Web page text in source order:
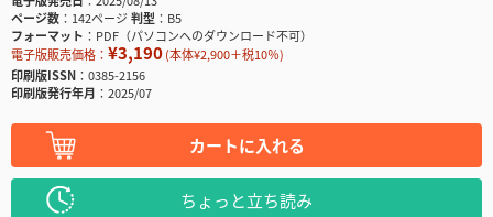
ページ数
142ページ判型
B5
フォーマット
PDF（パソコンへのダウンロード不可）
電子版販売価格： ¥3,190(本体¥2,900＋税10％)
印刷版ISSN
0385-2156
印刷版発行年月
2025/07
カートに入れる
ちょっと立ち読み